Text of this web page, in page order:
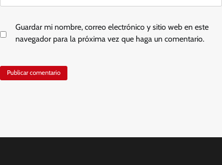
Guardar mi nombre, correo electrónico y sitio web en este
navegador para la próxima vez que haga un comentario.